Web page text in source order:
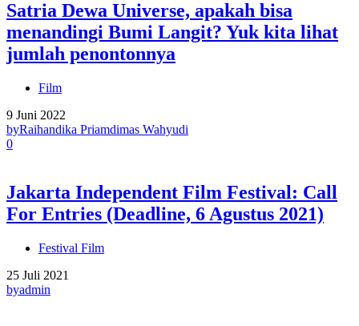
Satria Dewa Universe, apakah bisa
menandingi Bumi Langit? Yuk kita lihat
jumlah penontonnya
Film
9 Juni 2022
byRaihandika Priamdimas Wahyudi
0
Jakarta Independent Film Festival: Call
For Entries (Deadline, 6 Agustus 2021)
Festival Film
25 Juli 2021
byadmin